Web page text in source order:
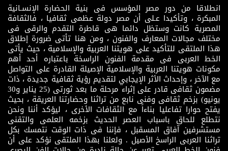
انطلاقا من دور مصر المؤسس فى بنية الحضارة الإنسـانية
المبكرة ، وتأكيدا عـلى أن مصر دولة عظمى ثقافيا ، فالثقافة
المصرية كانت وستظل دائما هى قاطرة التقدم والرقى فى
مختلف مجالات المعارف والفنون ، ومن هنا تأتى ضرورة إطلاق
هذا الملتقى للتأكيد على هويتنا العربية والإسلامية ، حيث يأتى
الخط العربى فى مقدمة الفنون الراسخة باعتباره أحد أهم
مكونات هويتنا العربية والإسلامية الإصيلة القادرة على التواصل
مع الآخر ، وإحداث الأثر الإيجابي لتقديم رؤية ثقافية جديدة ، ذات
مضمون ثقافى قادر على إثراء مرحلة ما بعد ثورتى (25 يناير و30
يونيو) بزخم ثقافى وفنى نابع من تراثنا وحضارتنا العريقة ، بحيث
يفتح حوارا تفاعليا بناءاً مع الثقافات الأخرى ، ليؤكد أننا ونحن
نتطلع للحاق باسباب العصر الحديث بزخمه العلمى والتقنى
مستشرفين آفاق المسقبل ، فإننا فى ذات الوقت نتمسك بكل
تراثنا العربى الراسخ الأصيل . ولعلنا بهذا الملتقى نؤكد على أن